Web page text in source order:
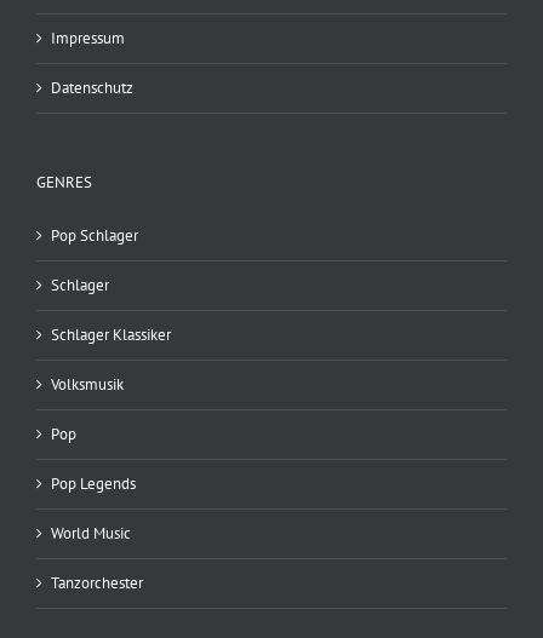
Impressum
Datenschutz
GENRES
Pop Schlager
Schlager
Schlager Klassiker
Volksmusik
Pop
Pop Legends
World Music
Tanzorchester